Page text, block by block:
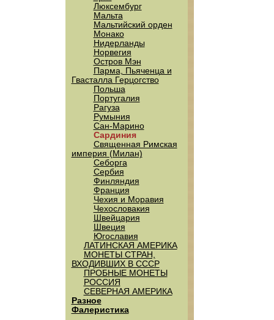
Люксембург
Мальта
Мальтийский орден
Монако
Нидерланды
Норвегия
Остров Мэн
Парма, Пьяченца и
Гвасталла Герцогство
Польша
Португалия
Рагуза
Румыния
Сан-Марино
Сардиния
Священная Римская
империя (Милан)
Себорга
Сербия
Финляндия
Франция
Чехия и Моравия
Чехословакия
Швейцария
Швеция
Югославия
ЛАТИНСКАЯ АМЕРИКА
МОНЕТЫ СТРАН,
ВХОДИВШИХ В СССР
ПРОБНЫЕ МОНЕТЫ
РОССИЯ
СЕВЕРНАЯ АМЕРИКА
Разное
Фалеристика